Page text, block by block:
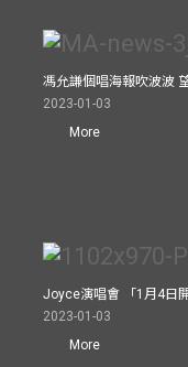
馮允謙個唱海報吹波波
2023-01-03
More
Joyce演唱會 「1月4日
2023-01-03
More